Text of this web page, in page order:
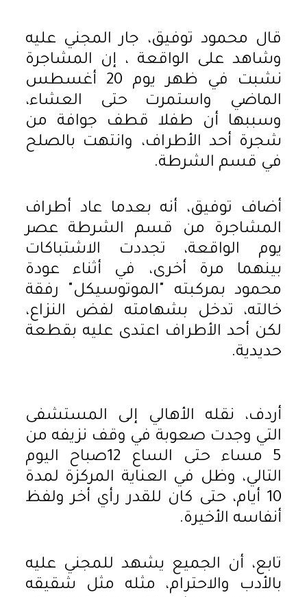
قال محمود توفيق، جار المجني عليه
وشاهد على الواقعة ، إن المشاجرة
نشبت في ظهر يوم 20 أغسطس
الماضي واستمرت حتى العشاء،
وسببها أن طفلا قطف جوافة من
شجرة أحد الأطراف، وانتهت بالصلح
في قسم الشرطة.
أضاف توفيق، أنه بعدما عاد أطراف
المشاجرة من قسم الشرطة عصر
يوم الواقعة، تجددت الاشتباكات
بينهما مرة أخرى، في أثناء عودة
محمود بمركبته "الموتوسيكل" رفقة
خالته، تدخل بشهامته لفض النزاع،
لكن أحد الأطراف اعتدى عليه بقطعة
حديدية.
أردف، نقله الأهالي إلى المستشفى
التي وجدت صعوبة في وقف نزيفه من
5 مساء حتى الساع 12صباح اليوم
التالي، وظل في العناية المركزة لمدة
10 أيام، حتى كان للقدر رأي أخر ولفظ
أنفاسه الأخيرة.
تابع، أن الجميع يشهد للمجني عليه
بالأدب والاحترام، مثله مثل شقيقه